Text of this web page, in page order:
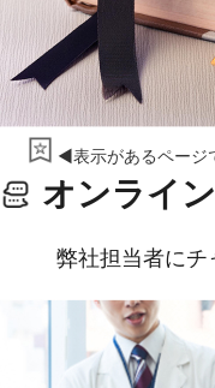
◀表示があるページ
オンライ
弊社担当者にチ